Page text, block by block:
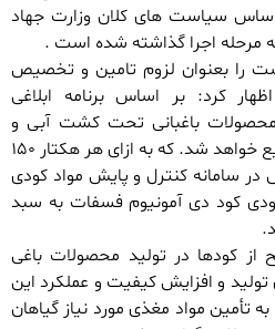
سیاست های کلان وزارت جهاد
مرحله اجرا گذاشته شده است .
را بعنوان لزوم تامین و تخصیص
کرد: بر اساس برنامه ابلاغی
یارانه ای محصولات باغبانی تحت کشت آبی و
دیم در سطح۲۶۶۷۸ هکتار توزیع خواهد شد. که به ازای هر هکتار ١۵٠
پتاس در سامانه کنترل و پایش مواد کودی
کود دی آمونیوم فسفات به سبد
از کودها در تولید محصولات باغی
و افزایش کیفیت و عملکرد این
تأمین مواد مغذی مورد نیاز گیاهان